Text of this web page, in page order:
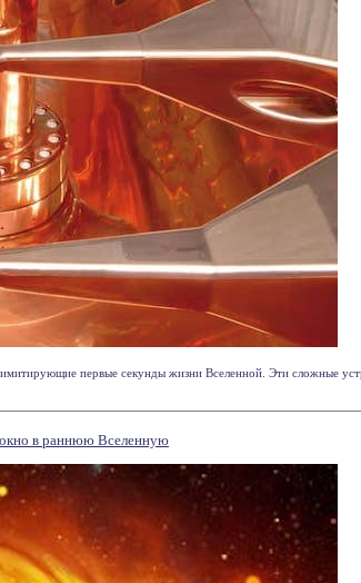
имитирующие первые секунды жизни Вселенной. Эти сложные
окно в раннюю Вселенную